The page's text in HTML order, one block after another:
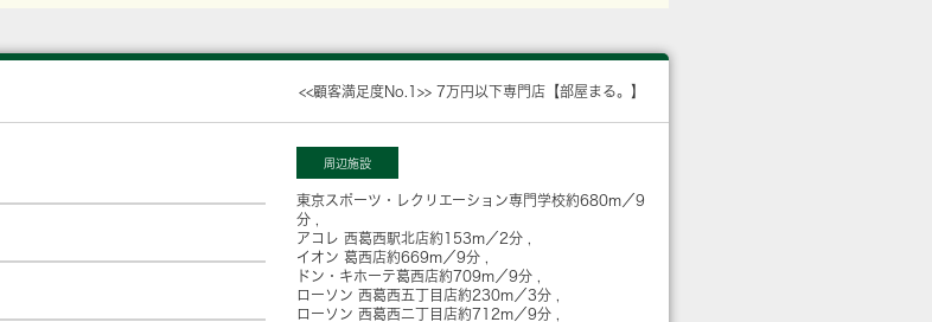
<<顧客満足度No.1>> 7万円以下専門店【部屋まる。】
周辺施設
東京スポーツ・レクリエーション専門学校約680m／9
分
アコレ 西葛西駅北店約153m／2分
イオン 葛西店約669m／9分
ドン・キホーテ葛西店約709m／9分
ローソン 西葛西五丁目店約230m／3分
ローソン 西葛西二丁目店約712m／9分